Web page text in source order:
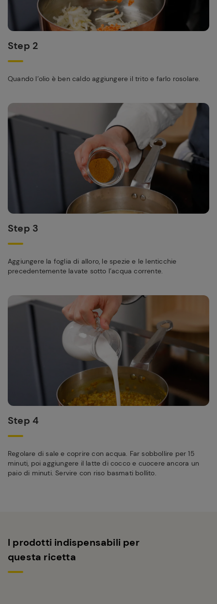
Step 2
Quando l’olio è ben caldo aggiungere il trito e farlo rosolare.
Step 3
Aggiungere la foglia di alloro, le spezie e le lenticchie
precedentemente lavate sotto l’acqua corrente.
Step 4
Regolare di sale e coprire con acqua. Far sobbollire per 15
minuti, poi aggiungere il latte di cocco e cuocere ancora un
paio di minuti. Servire con riso basmati bollito.
I prodotti indispensabili per
questa ricetta